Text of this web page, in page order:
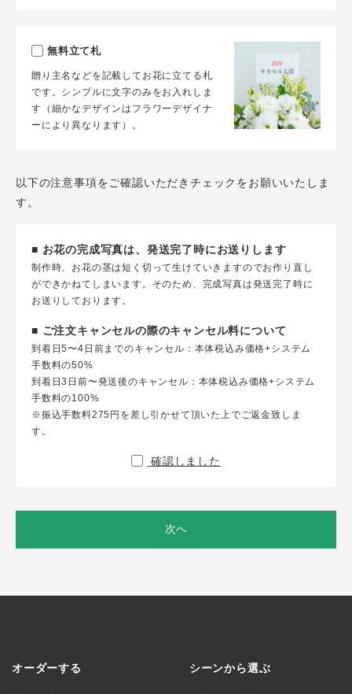
無料立て札
贈り主名などを記載してお花に立てる札
です。シンプルに文字のみをお入れしま
す（細かなデザインはフラワーデザイナ
ーにより異なります）。
以下の注意事項をご確認いただきチェックをお願いいたしま
す。
■ お花の完成写真は、発送完了時にお送りします
制作時、お花の茎は短く切って生けていきますのでお作り直し
ができかねてしまいます。そのため、完成写真は発送完了時に
お送りしております。
■ ご注文キャンセルの際のキャンセル料について
到着日5〜4日前までのキャンセル：本体税込み価格+システム
手数料の50%
到着日3日前〜発送後のキャンセル：本体税込み価格+システム
手数料の100%
※振込手数料275円を差し引かせて頂いた上でご返金致しま
す。
確認しました
次へ
オーダーする シーンから選ぶ